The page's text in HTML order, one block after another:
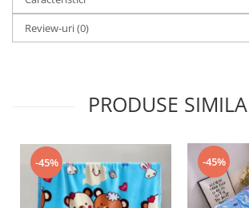
Review-uri(0)
PRODUSE
-45% -45%